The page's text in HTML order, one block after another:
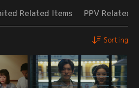
Related Items PPV Related
Sorting